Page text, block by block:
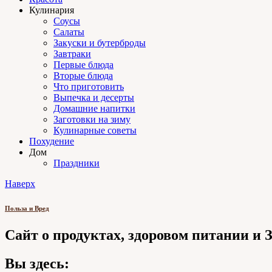
Кулинария
Соусы
Салаты
Закуски и бутерброды
Завтраки
Первые блюда
Вторые блюда
Что приготовить
Выпечка и десерты
Домашние напитки
Заготовки на зиму
Кулинарные советы
Похудение
Дом
Праздники
Наверх
Польза и Вред
Сайт о продуктах, здоровом питании
Вы здесь: